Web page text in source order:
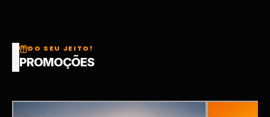
DO SEU JEITO!
PROMOÇÕES